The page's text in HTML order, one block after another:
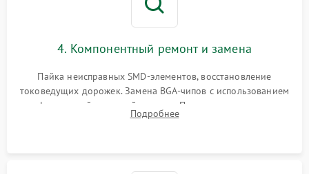
4. Компонентный ремонт и замена
Пайка неисправных SMD-элементов, восстановление
токоведущих дорожек. Замена BGA-чипов с использованием
инфракрасной паяльной станции. Прошивка микросхемы
BIOS или замена поврежденных портов USB
Подробнее